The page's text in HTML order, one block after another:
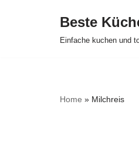
Beste
Einfache kuchen und
Home » Milchreis